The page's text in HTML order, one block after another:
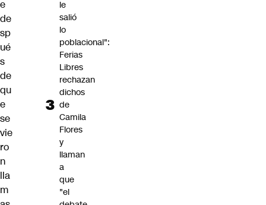
e
de
sp
ué
s
de
qu
e
se
vie
ro
n
lla
m
le
salió
lo
poblacional":
Ferias
Libres
rechazan
dichos
de
Camila
Flores
y
llaman
a
que
"el